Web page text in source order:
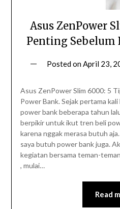
Asus ZenPower
Penting Sebelum
Posted onApril 23,
Asus ZenPower Slim 6000: 5
Power Bank. Sejak pertama
power bank beberapa tahun
berpikir untuk ikut tren beli
karena nggak merasa butuh
saya butuh power bank juga.
kegiatan bersama teman-
, mulai…
Read